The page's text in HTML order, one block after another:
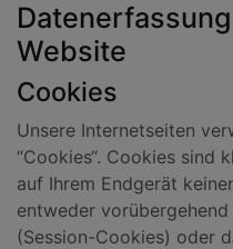
Website
Cookies
Unsere Internetseiten
“Cookies“. Cookies sind
auf Ihrem Endgerät
entweder
(Session-Cookies) oder